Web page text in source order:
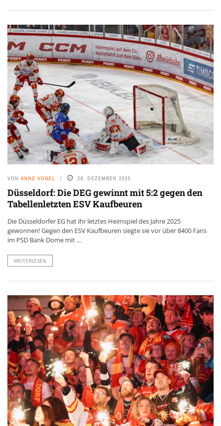
VON ANNE VOGEL 28. DEZEMBER 2025
Düsseldorf: Die DEG gewinnt mit 5:2 gegen den
Tabellenletzten ESV Kaufbeuren
Die Düsseldorfer EG hat ihr letztes Heimspiel des Jahre 2025
gewonnen! Gegen den ESV Kaufbeuren siegte sie vor über 8400 Fans
im PSD Bank Dome mit ...
WEITERLESEN